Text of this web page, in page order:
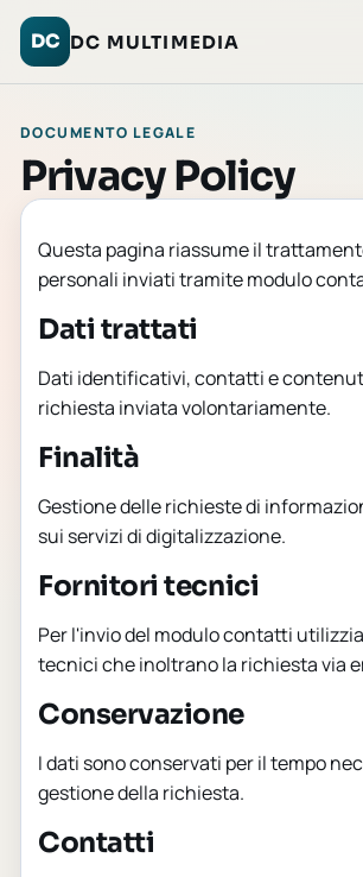
DC DC MULTIMEDIA
DOCUMENTO LEGALE
Privacy Policy
Questa pagina riassume il
personali inviati tramite modulo
Dati trattati
Dati identificativi, contatti e
richiesta inviata volontariamente.
Finalità
Gestione delle richieste di
sui servizi di digitalizzazione.
Fornitori tecnici
Per l'invio del modulo contatti
tecnici che inoltrano la richiesta via
Conservazione
I dati sono conservati per il tempo
gestione della richiesta.
Contatti